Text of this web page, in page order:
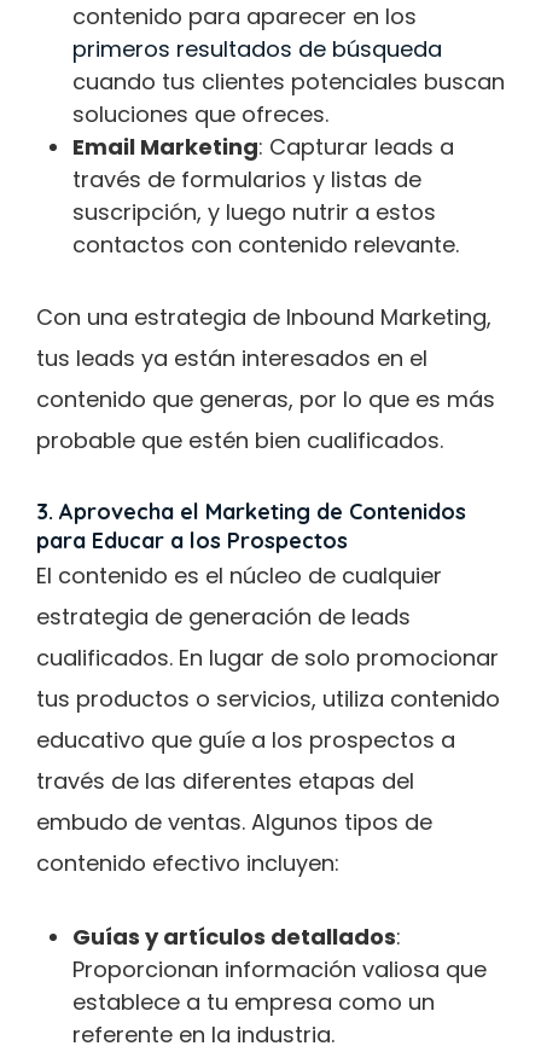
contenido para aparecer en los
primeros resultados de búsqueda
cuando tus clientes potenciales buscan
soluciones que ofreces.
Email Marketing: Capturar leads a
través de formularios y listas de
suscripción, y luego nutrir a estos
contactos con contenido relevante.
Con una estrategia de Inbound Marketing,
tus leads ya están interesados en el
contenido que generas, por lo que es más
probable que estén bien cualificados.
3. Aprovecha el Marketing de Contenidos
para Educar a los Prospectos
El contenido es el núcleo de cualquier
estrategia de generación de leads
cualificados. En lugar de solo promocionar
tus productos o servicios, utiliza contenido
educativo que guíe a los prospectos a
través de las diferentes etapas del
embudo de ventas. Algunos tipos de
contenido efectivo incluyen:
Guías y artículos detallados:
Proporcionan información valiosa que
establece a tu empresa como un
referente en la industria.